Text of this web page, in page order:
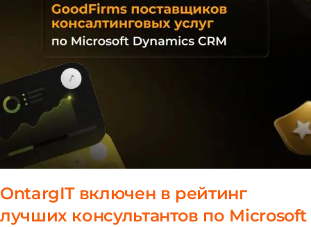
OntargIT включен в рейтинг
лучших консультантов по Microsoft